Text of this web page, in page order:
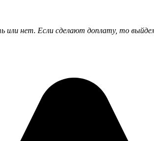
нет. Если сделают доплату, то